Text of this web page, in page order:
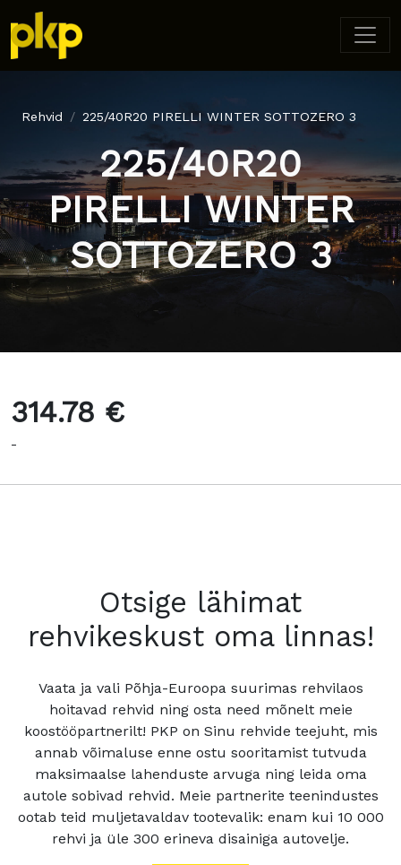
Rehvid 225/40R20 PIRELLI WINTER SOTTOZERO 3
225/40R20
PIRELLI WINTER
SOTTOZERO 3
314.78 €
-
Otsige lähimat
rehvikeskust oma linnas!
Vaata ja vali Põhja-Euroopa suurimas rehvilaos
hoitavad rehvid ning osta need mõnelt meie
koostööpartnerilt! PKP on Sinu rehvide teejuht, mis
annab võimaluse enne ostu sooritamist tutvuda
maksimaalse lahenduste arvuga ning leida oma
autole sobivad rehvid. Meie partnerite teenindustes
ootab teid muljetavaldav tootevalik: enam kui 10 000
rehvi ja üle 300 erineva disainiga autovelje.